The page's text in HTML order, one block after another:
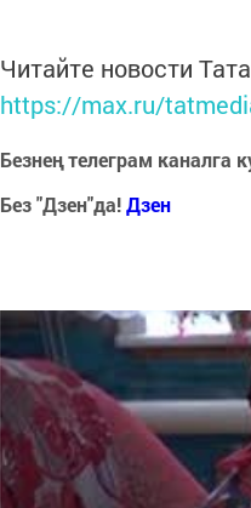
Читайте новости
https://max.ru/
Безнең телеграм каналга
Без "Дзен"да!Дзен